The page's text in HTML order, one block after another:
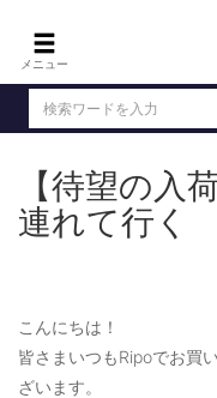
メニュー
ログイン （新規会員登
MENS : メンズ
PANTS : パンツ
TOPS : トップス
【待望の入
連れて行く
こんにちは！
皆さまいつもRipoでお買
ざいます。